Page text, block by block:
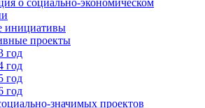
инициативы
проекты
год
год
год
год
значимых проектов